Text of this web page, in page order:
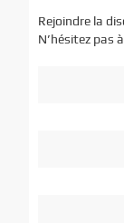
Rejoindre la
N’hésitez pas